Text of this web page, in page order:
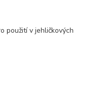
použití v jehličkových